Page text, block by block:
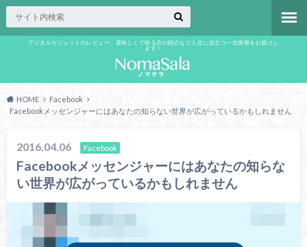
デジタルガジェットのレビュー、美味しくて唸る店の紹介など人生に役立つ一次情報をお届けし
ます！
HOME
Facebook
Facebookメッセンジャーにはあなたの知らない世界が広がっているかもしれません
2016.04.06 Facebook
Facebookメッセンジャーにはあなたの知らな
い世界が広がっているかもしれません